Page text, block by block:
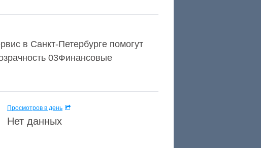
в Санкт-Петербурге помогут
03Финансовые
Просмотров в день
Нет данных